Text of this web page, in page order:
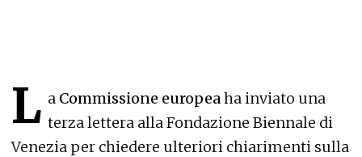
L a Commissione europea ha inviato una
terza lettera alla Fondazione Biennale di
Venezia per chiedere ulteriori chiarimenti sulla